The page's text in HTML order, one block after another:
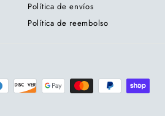
Política de envíos
Política de reembolso